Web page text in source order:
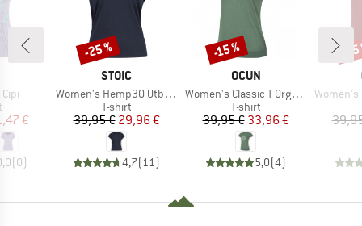
group
réduit
€
(0)
MARQUE
STOIC
Article
Women's Hemp30 UtbySt. Loose Tee
Product group
T-shirt
Prix
39,95 €Prix réduit
29,96 €
4,7( 11)
Remise
-25 %
MARQUE
OCUN
Article
Women's Classic T Organic Flower
Product group
T-shirt
Prix
39,95 €Prix réduit
33,96 €
5,0(4)
Remise
-15 %
Article
Women's
-